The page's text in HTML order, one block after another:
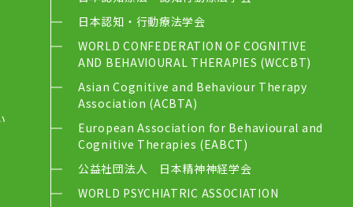
日本認知・行動療法学会
WORLD CONFEDERATION OF COGNITIVE
AND BEHAVIOURAL THERAPIES (WCCBT)
Asian Cognitive and Behaviour Therapy
Association (ACBTA)
European Association for Behavioural and
Cognitive Therapies (EABCT)
公益社団法人 日本精神神経学会
WORLD PSYCHIATRIC ASSOCIATION